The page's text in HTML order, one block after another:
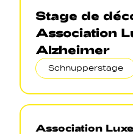
Stage de
Association
Alzheimer
Schnupperstage
Association